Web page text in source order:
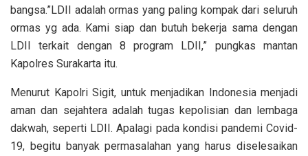
bangsa.”LDII adalah ormas yang paling kompak dari seluruh
ormas yg ada. Kami siap dan butuh bekerja sama dengan
LDII terkait dengan 8 program LDII,” pungkas mantan
Kapolres Surakarta itu.
Menurut Kapolri Sigit, untuk menjadikan Indonesia menjadi
aman dan sejahtera adalah tugas kepolisian dan lembaga
dakwah, seperti LDII. Apalagi pada kondisi pandemi Covid-
19, begitu banyak permasalahan yang harus diselesaikan